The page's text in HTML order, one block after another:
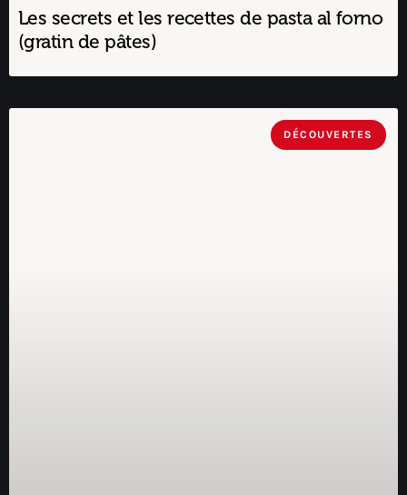
Les secrets et les recettes de pasta al forno
(gratin de pâtes)
DÉCOUVERTES